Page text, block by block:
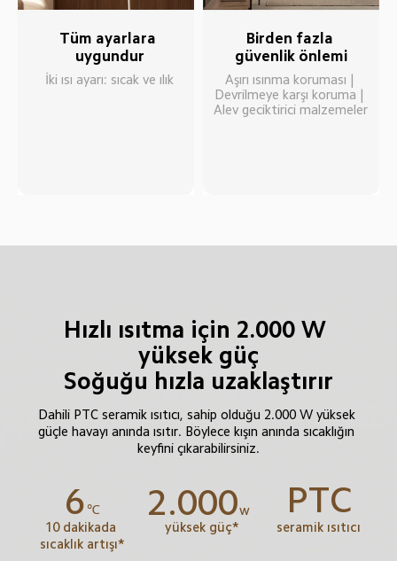
Tüm ayarlara
uygundur
İki ısı ayarı: sıcak ve ılık
Birden fazla
güvenlik önlemi
Aşırı ısınma koruması |
Devrilmeye karşı koruma |
Alev geciktirici malzemeler
6 ℃
10 dakikada
sıcaklık artışı*
Hızlı ısıtma için 2.000 W
yüksek güç
Soğuğu hızla uzaklaştırır
Dahili PTC seramik ısıtıcı, sahip olduğu 2.000 W yüksek
güçle havayı anında ısıtır. Böylece kışın anında sıcaklığın
keyfini çıkarabilirsiniz.
2.000w
yüksek güç*
PTC
seramik ısıtıcı